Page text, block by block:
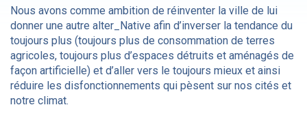
Nous avons comme ambition de réinventer la ville de lui
donner une autre alter_Native afin d’inverser la tendance du
toujours plus (toujours plus de consommation de terres
agricoles, toujours plus d’espaces détruits et aménagés de
façon artificielle) et d’aller vers le toujours mieux et ainsi
réduire les disfonctionnements qui pèsent sur nos cités et
notre climat.